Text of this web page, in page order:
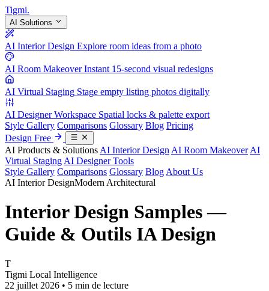
Tigmi.
AI Solutions
AI Interior Design Explore room ideas from a photo
AI Room Makeover Instant 15-second visual redesigns
AI Virtual Staging Stage empty listing photos digitally
AI Designer Workspace Spatial locks & palette export
Style Gallery Comparisons Glossary Blog Pricing
Design Free
AI Products & Solutions AI Interior Design AI Room Makeover AI
Virtual Staging AI Designer Tools
Style Gallery Comparisons Glossary Blog About Us
AI Interior DesignModern Architectural
Interior Design Samples —
Guide & Outils IA Design
T
Tigmi Local Intelligence
22 juillet 2026 • 5 min de lecture